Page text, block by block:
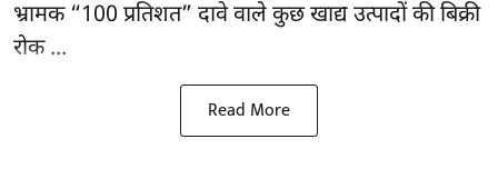
भ्रामक “100 प्रतिशत” दावे वाले कुछ खाद्य उत्पादों की बिक्री
रोक ...
Read More